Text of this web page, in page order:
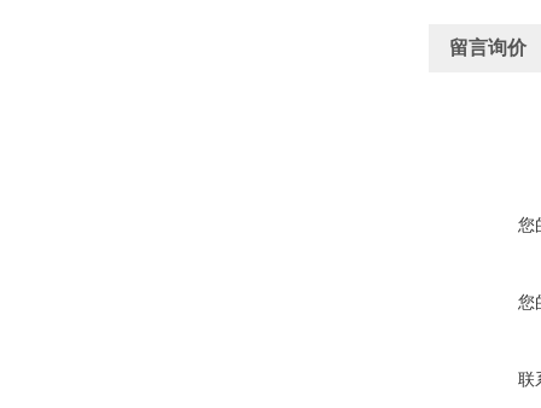
留言询价
您
您
联